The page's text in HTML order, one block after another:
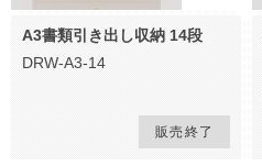
A3書類引き出し収納 14段
DRW-A3-14
販売終了